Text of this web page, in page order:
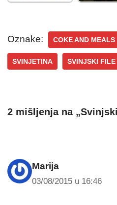
Oznake: COKE AND MEALS
SVINJETINA SVINJSKI FILE
2 mišljenja na
Marija
03/08/2015 u 16:46